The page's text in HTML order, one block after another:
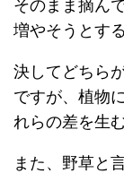
そのまま摘ん
増やそうとす
決してどちら
ですが、植物
れらの差を生
また、野草と